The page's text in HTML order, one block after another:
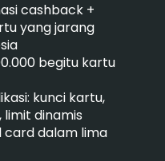
cashback +
yang jarang
begitu kartu
kunci kartu,
limit dinamis
dalam lima